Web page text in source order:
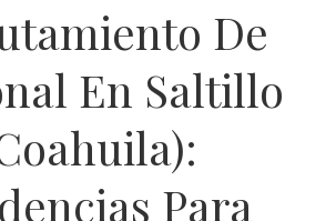
De
En Saltillo
Para